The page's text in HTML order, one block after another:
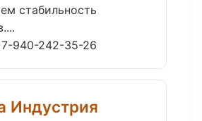
стабильность
940-242-35-26
Индустрия